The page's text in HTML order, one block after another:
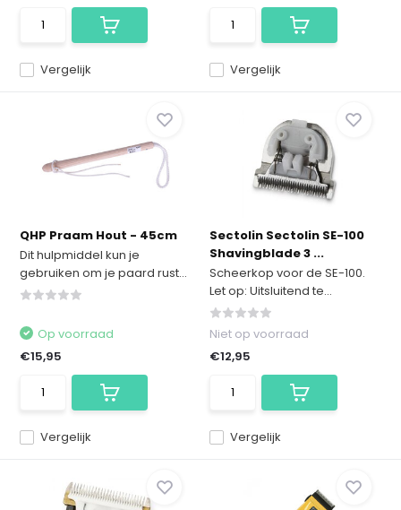
Vergelijk Vergelijk
QHP Praam Hout - 45cm
Dit hulpmiddel kun je
gebruiken om je paard rust...
Vergelijk
Op voorraad
€15,95
Sectolin Sectolin SE-100
Shavingblade 3 ...
Scheerkop voor de SE-100.
Let op: Uitsluitend te...
Vergelijk
Niet op voorraad
€12,95